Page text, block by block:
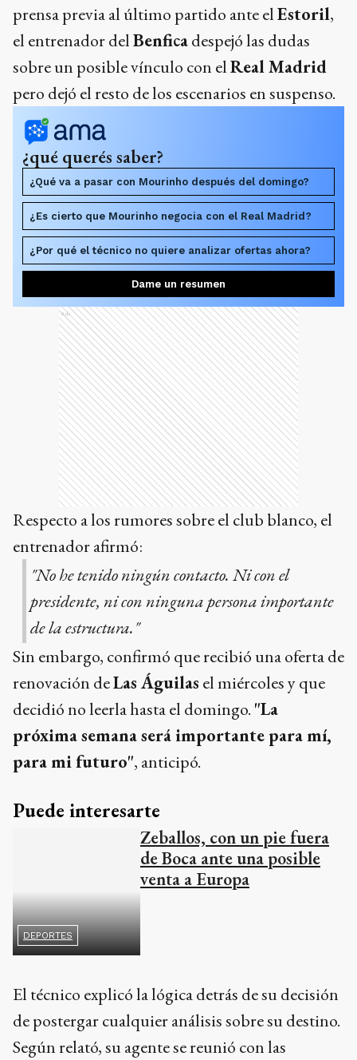
prensa previa al último partido ante elEstoril,
el entrenador delBenficadespejó las dudas
sobre un posible vínculo con elReal Madrid
pero dejó el resto de los escenarios en suspenso.
¿qué querés saber?
¿Qué va a pasar con Mourinho después del domingo?
¿Es cierto que Mourinho negocia con el Real Madrid?
¿Por qué el técnico no quiere analizar ofertas ahora?
Dame un resumen
Ads
Respecto a los rumores sobre el club blanco, el
entrenador afirmó:
"No he tenido ningún contacto. Ni con el
presidente, ni con ninguna persona importante
de la estructura."
Sin embargo, confirmó que recibió una oferta de
renovación deLas Águilas el miércoles y que
decidió no leerla hasta el domingo. "La
próxima semana será importante para mí,
para mi futuro", anticipó.
Puede interesarte
DEPORTES
Zeballos, con un pie fuera
de Boca ante una posible
venta a Europa
El técnico explicó la lógica detrás de su decisión
de postergar cualquier análisis sobre su destino.
Según relató, su agente se reunió con las